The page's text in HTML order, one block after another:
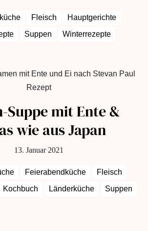
Fleisch
Hauptgerichte
Suppen Winterrezepte
Suppe mit Ente &
wie aus Japan
13. Januar 2021
Feierabendküche
Fleisch
Kochbuch Länderküche Suppen